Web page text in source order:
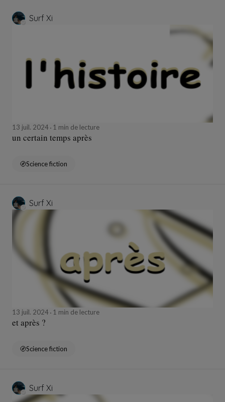
Surf Xi
13 juil. 2024 1 min de lecture
un certain temps après
Science fiction
Surf Xi
13 juil. 2024 1 min de lecture
et après ?
Science fiction
Surf Xi